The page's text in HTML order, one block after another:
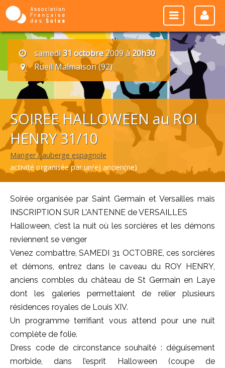
samedi31 octobre2009 à20h30
Rueil Malmaison (92)
SOIREE HALLOWEEN au ROI
HENRY 31/10
Manger / auberge espagnole
activité organisée par un(e) ancien(ne)
Soirée organisée par Saint Germain et Versailles mais
INSCRIPTION SUR L'ANTENNE de VERSAILLES
Halloween, c’est la nuit où les sorcières et les démons
reviennent se venger
Venez combattre, SAMEDI 31 OCTOBRE, ces sorcières
et démons, entrez dans le caveau du ROY HENRY,
anciens combles du château de St Germain en Laye
dont les galeries permettaient de relier plusieurs
résidences royales de Louis XIV.
Un programme terrifiant vous attend pour une nuit
complète de folie.
Dress code de circonstance souhaité : déguisement
morbide, dans l’esprit Halloween (coupe de